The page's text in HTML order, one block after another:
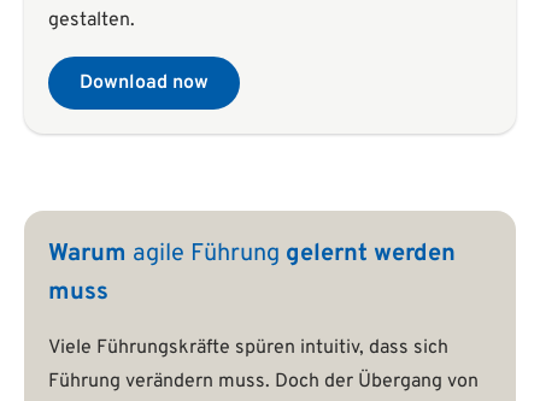
gestalten.
Download now
Warum agile Führung gelernt werden
muss
Viele Führungskräfte spüren intuitiv, dass sich
Führung verändern muss. Doch der Übergang von